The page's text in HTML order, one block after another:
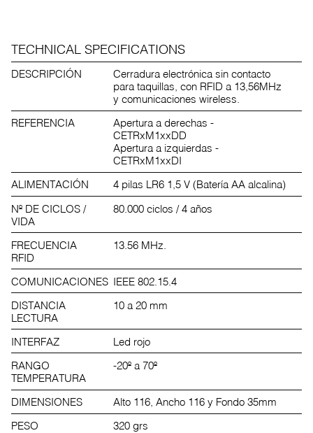
TECHNICAL SPECIFICATIONS
DESCRIPCIÓN
Cerradura electrónica sin contacto
para taquillas, con RFID a 13,56MHz
y comunicaciones wireless.
REFERENCIA
Apertura a derechas -
CETRxM1xxDD
Apertura a izquierdas -
CETRxM1xxDI
ALIMENTACIÓN
4 pilas LR6 1,5 V (Batería AA alcalina)
Nº DE CICLOS /
VIDA
80.000 ciclos / 4 años
FRECUENCIA
RFID
13.56 MHz.
COMUNICACIONES IEEE 802.15.4
DISTANCIA
LECTURA
10 a 20 mm
INTERFAZ
Led rojo
RANGO
TEMPERATURA
-20º a 70º
DIMENSIONES
Alto 116, Ancho 116 y Fondo 35mm
PESO
320 grs